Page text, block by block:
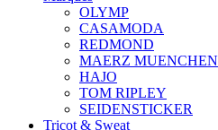
OLYMP
CASAMODA
REDMOND
MAERZ MUENCHEN
HAJO
TOM RIPLEY
SEIDENSTICKER
Tricot & Sweat